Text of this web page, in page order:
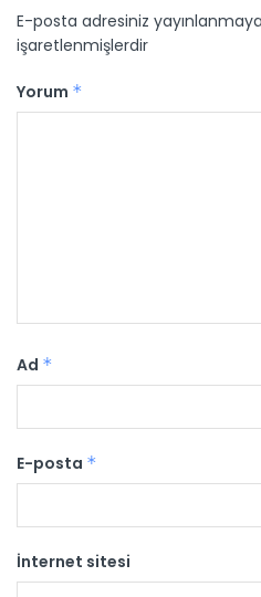
E-posta adresiniz
işaretlenmişlerdir
Yorum *
Ad *
E-posta *
İnternet sitesi